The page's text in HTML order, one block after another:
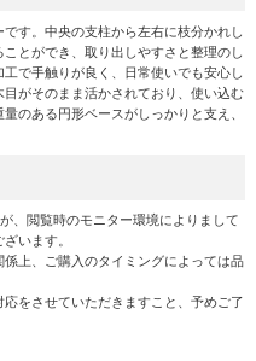
す。中央の支柱から左右に枝分かれし
とができ、取り出しやすさと整理のし
で手触りが良く、日常使いでも安心し
がそのまま活かされており、使い込む
のある円形ベースがしっかりと支え、
、閲覧時のモニター環境によりまして
います。
上、ご購入のタイミングによっては品
をさせていただきますこと、予めご了